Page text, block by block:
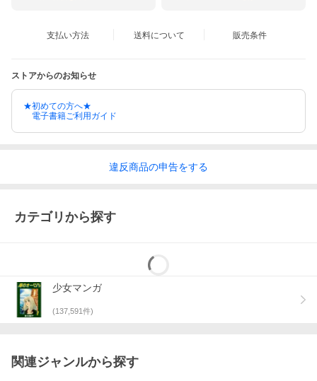
支払い方法 送料について 販売条件
ストアからのお知らせ
★初めての方へ★
電子書籍ご利用ガイド
違反商品の申告をする
カテゴリから探す
少女マンガ
(137,591 件)
関連ジャンルから探す